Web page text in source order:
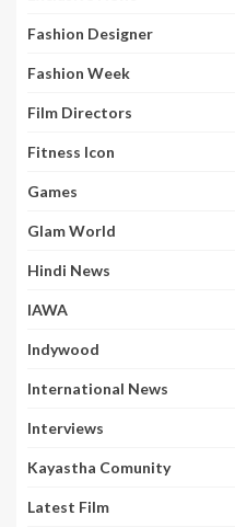
Fashion Designer
Fashion Week
Film Directors
Fitness Icon
Games
Glam World
Hindi News
IAWA
Indywood
International News
Interviews
Kayastha Comunity
Latest Film